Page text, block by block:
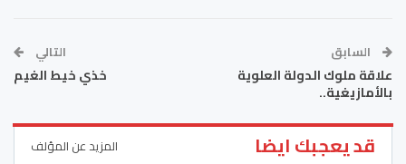
السابق
علاقة ملوك الدولة العلوية
بالأمازيغية..
التالي
خذي خيط الغيم
قد يعجبك ايضا المزيد عن المؤلف